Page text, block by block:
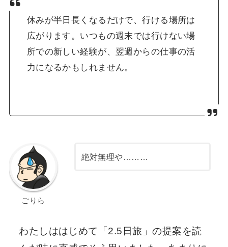
休みが半日長くなるだけで、行ける場所は
広がります。いつもの週末では行けない場
所での新しい経験が、翌週からの仕事の活
力になるかもしれません。
ごりら
絶対無理や………
わたしははじめて「2.5日旅」の提案を読